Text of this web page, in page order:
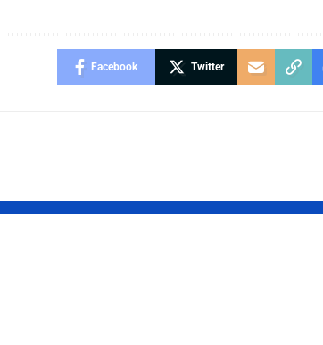
Facebook Twitter